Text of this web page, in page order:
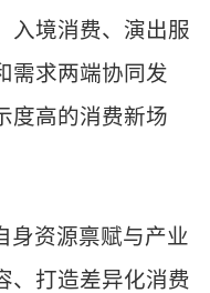
入境消费、演出服
需求两端协同发
度高的消费新场
身资源禀赋与产业
、打造差异化消费